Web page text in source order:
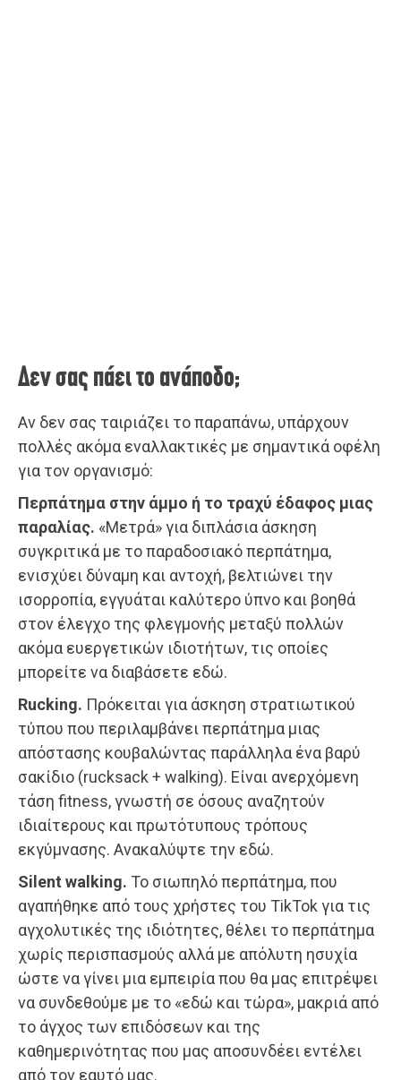
Δεν σας πάει το ανάποδο;
Αν δεν σας ταιριάζει το παραπάνω, υπάρχουν
πολλές ακόμα εναλλακτικές με σημαντικά οφέλη
για τον οργανισμό:
Περπάτημα στην άμμο ή το τραχύ έδαφος μιας
παραλίας. «Μετρά» για διπλάσια άσκηση
συγκριτικά με το παραδοσιακό περπάτημα,
ενισχύει δύναμη και αντοχή, βελτιώνει την
ισορροπία, εγγυάται καλύτερο ύπνο και βοηθά
στον έλεγχο της φλεγμονής μεταξύ πολλών
ακόμα ευεργετικών ιδιοτήτων, τις οποίες
μπορείτε να διαβάσετε εδώ.
Rucking. Πρόκειται για άσκηση στρατιωτικού
τύπου που περιλαμβάνει περπάτημα μιας
απόστασης κουβαλώντας παράλληλα ένα βαρύ
σακίδιο (rucksack + walking). Είναι ανερχόμενη
τάση fitness, γνωστή σε όσους αναζητούν
ιδιαίτερους και πρωτότυπους τρόπους
εκγύμνασης. Ανακαλύψτε την εδώ.
Silent walking. Το σιωπηλό περπάτημα, που
αγαπήθηκε από τους χρήστες του TikTok για τις
αγχολυτικές της ιδιότητες, θέλει το περπάτημα
χωρίς περισπασμούς αλλά με απόλυτη ησυχία
ώστε να γίνει μια εμπειρία που θα μας επιτρέψει
να συνδεθούμε με το «εδώ και τώρα», μακριά από
το άγχος των επιδόσεων και της
καθημερινότητας που μας αποσυνδέει εντέλει
από τον εαυτό μας.